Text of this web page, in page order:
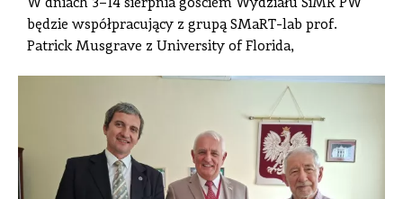
W dniach 3–14 sierpnia gościem Wydziału SiMR PW
będzie współpracujący z grupą SMaRT-lab prof.
Patrick Musgrave z University of Florida,